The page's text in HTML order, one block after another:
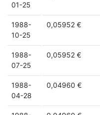
01-25
1988-
10-25
0,05952 €
1988-
07-25
0,05952 €
1988-
04-28
0,04960 €